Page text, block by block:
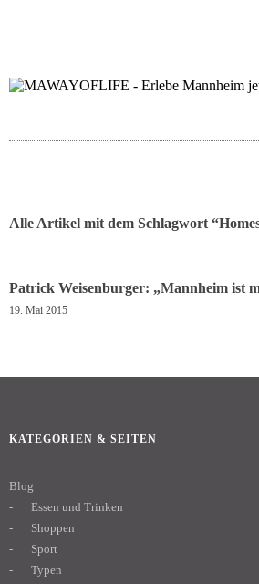
Alle Artikel mit dem Schlagwort “
Patrick Weisenburger: „Mannheim ist
19. Mai 2015
KATEGORIEN & SEITEN
Blog
Essen und Trinken
Shoppen
Sport
Typen